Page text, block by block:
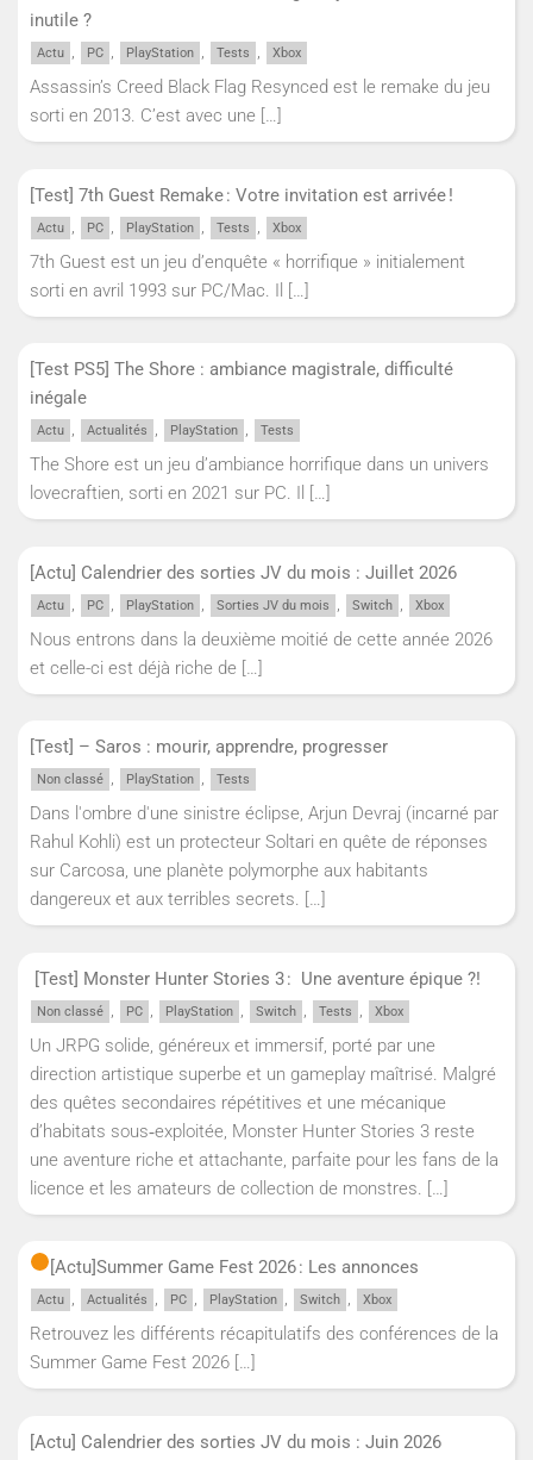
inutile ?
Actu , PC , PlayStation , Tests , Xbox
Assassin’s Creed Black Flag Resynced est le remake du jeu
sorti en 2013. C’est avec une […]
[Test] 7th Guest Remake : Votre invitation est arrivée !
Actu , PC , PlayStation , Tests , Xbox
7th Guest est un jeu d’enquête « horrifique » initialement
sorti en avril 1993 sur PC/Mac. Il […]
[Test PS5] The Shore : ambiance magistrale, difficulté
inégale
Actu , Actualités , PlayStation , Tests
The Shore est un jeu d’ambiance horrifique dans un univers
lovecraftien, sorti en 2021 sur PC. Il
[…]
[Actu] Calendrier des sorties JV du mois : Juillet 2026
Actu , PC , PlayStation , Sorties JV du mois , Switch , Xbox
Nous entrons dans la deuxième moitié de cette année 2026
et celle-ci est déjà riche de […]
[Test] – Saros : mourir, apprendre, progresser
Non classé , PlayStation , Tests
Dans l'ombre d'une sinistre éclipse, Arjun Devraj (incarné par
Rahul Kohli) est un protecteur Soltari en quête de réponses
sur Carcosa, une planète polymorphe aux habitants
dangereux et aux terribles secrets. […]
[Test] Monster Hunter Stories 3 : Une aventure épique ?!
Non classé , PC , PlayStation , Switch , Tests , Xbox
Un JRPG solide, généreux et immersif, porté par une
direction artistique superbe et un gameplay maîtrisé. Malgré
des quêtes secondaires répétitives et une mécanique
d’habitats sous‑exploitée, Monster Hunter Stories 3 reste
une aventure riche et attachante, parfaite pour les fans de la
licence et les amateurs de collection de monstres. […]
[Actu]Summer Game Fest 2026 : Les annonces
Actu , Actualités , PC , PlayStation , Switch , Xbox
Retrouvez les différents récapitulatifs des conférences de la
Summer Game Fest 2026 […]
[Actu] Calendrier des sorties JV du mois : Juin 2026